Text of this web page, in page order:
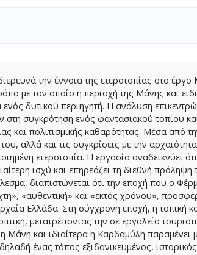
την έννοια της ετεροτοπίας στο
με τον οποίο η περιοχή της Μάνης και
δυτικού περιηγητή. Η ανάλυση
συγκρότηση ενός φαντασιακού τοπίου
και πολιτισμικής καθαρότητας. Μέσα από
αλλά και τις συγκρίσεις με την
ετεροτοπία. Η εργασία αναδεικνύει
ισχύ και επηρεάζει τη διεθνή
διαπιστώνεται ότι την εποχή που ο
«αυθεντική» και «εκτός χρόνου»,
Ελλάδα. Στη σύγχρονη εποχή, η τοπική
μετατρέποντας την σε εργαλείο
Μάνη και ιδιαίτερα η Καρδαμύλη παραμένει
ένας τόπος εξιδανικευμένος,